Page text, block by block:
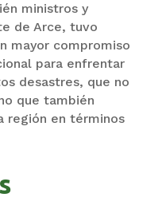
ministros y
de Arce, tuvo
mayor compromiso
para enfrentar
desastres, que no
que también
región en términos